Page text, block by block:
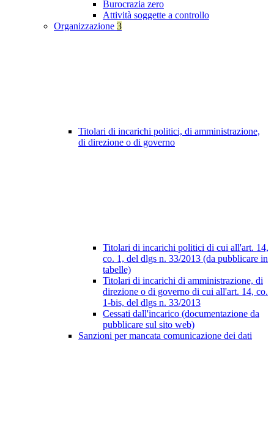
Burocrazia zero
Attività soggette a controllo
Organizzazione 3
Titolari di incarichi politici, di amministrazione,
di direzione o di governo
Titolari di incarichi politici di cui all'art. 14,
co. 1, del dlgs n. 33/2013 (da pubblicare in
tabelle)
Titolari di incarichi di amministrazione, di
direzione o di governo di cui all'art. 14, co.
1-bis, del dlgs n. 33/2013
Cessati dall'incarico (documentazione da
pubblicare sul sito web)
Sanzioni per mancata comunicazione dei dati